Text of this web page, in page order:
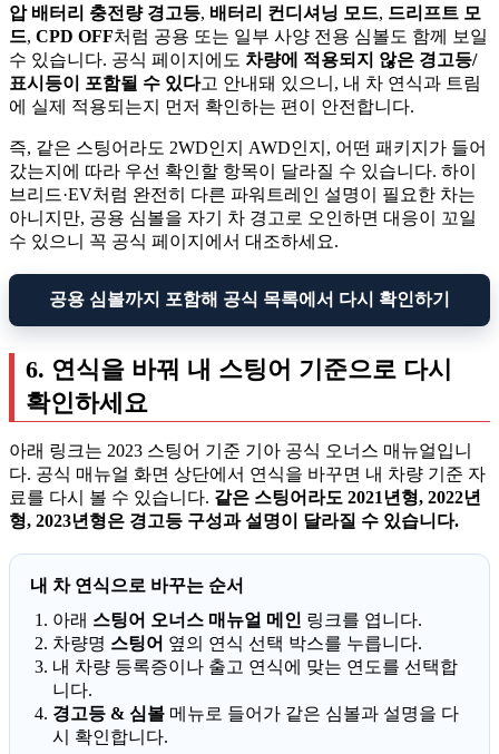
압 배터리 충전량 경고등, 배터리 컨디셔닝 모드, 드리프트 모
드, CPD OFF처럼 공용 또는 일부 사양 전용 심볼도 함께 보일
수 있습니다. 공식 페이지에도 차량에 적용되지 않은 경고등/
표시등이 포함될 수 있다고 안내돼 있으니, 내 차 연식과 트림
에 실제 적용되는지 먼저 확인하는 편이 안전합니다.
즉, 같은 스팅어라도 2WD인지 AWD인지, 어떤 패키지가 들어
갔는지에 따라 우선 확인할 항목이 달라질 수 있습니다. 하이
브리드·EV처럼 완전히 다른 파워트레인 설명이 필요한 차는
아니지만, 공용 심볼을 자기 차 경고로 오인하면 대응이 꼬일
수 있으니 꼭 공식 페이지에서 대조하세요.
공용 심볼까지 포함해 공식 목록에서 다시 확인하기
6. 연식을 바꿔 내 스팅어 기준으로 다시
확인하세요
아래 링크는 2023 스팅어 기준 기아 공식 오너스 매뉴얼입니
다. 공식 매뉴얼 화면 상단에서 연식을 바꾸면 내 차량 기준 자
료를 다시 볼 수 있습니다. 같은 스팅어라도 2021년형, 2022년
형, 2023년형은 경고등 구성과 설명이 달라질 수 있습니다.
내 차 연식으로 바꾸는 순서
아래 스팅어 오너스 매뉴얼 메인 링크를 엽니다.
차량명 스팅어 옆의 연식 선택 박스를 누릅니다.
내 차량 등록증이나 출고 연식에 맞는 연도를 선택합
니다.
경고등 & 심볼 메뉴로 들어가 같은 심볼과 설명을 다
시 확인합니다.